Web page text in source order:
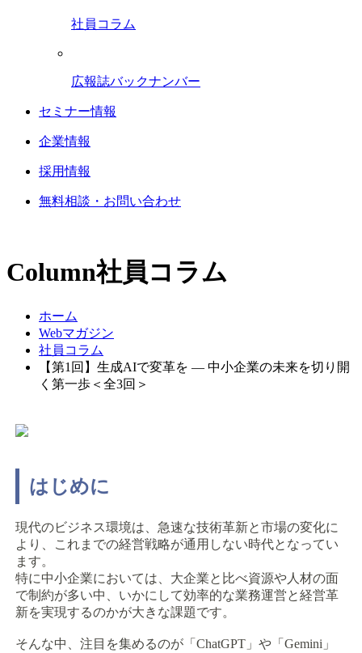
社員コラム
広報誌バックナンバー
セミナー情報
企業情報
採用情報
無料相談・お問い合わせ
Column社員コラム
ホーム
Webマガジン
社員コラム
【第1回】生成AIで変革を ― 中小企業の未来を切り開
く第一歩＜全3回＞
はじめに
現代のビジネス環境は、急速な技術革新と市場の変化に
より、これまでの経営戦略が通用しない時代となってい
ます。
特に中小企業においては、大企業と比べ資源や人材の面
で制約が多い中、いかにして効率的な業務運営と経営革
新を実現するのかが大きな課題です。
そんな中、注目を集めるのが「ChatGPT」や「Gemini」